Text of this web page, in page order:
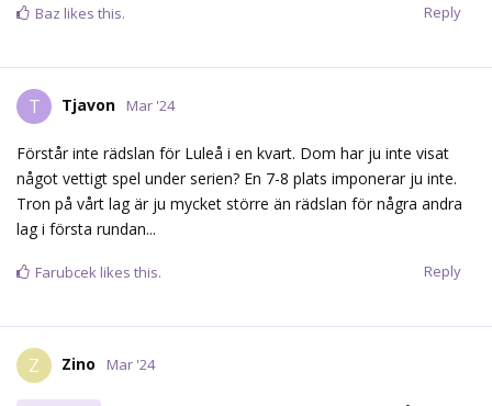
Reply
Baz likes this.
T Tjavon Mar '24
Förstår inte rädslan för Luleå i en kvart. Dom har ju inte visat
något vettigt spel under serien? En 7-8 plats imponerar ju inte.
Tron på vårt lag är ju mycket större än rädslan för några andra
lag i första rundan...
Reply
Farubcek likes this.
Z Zino Mar '24